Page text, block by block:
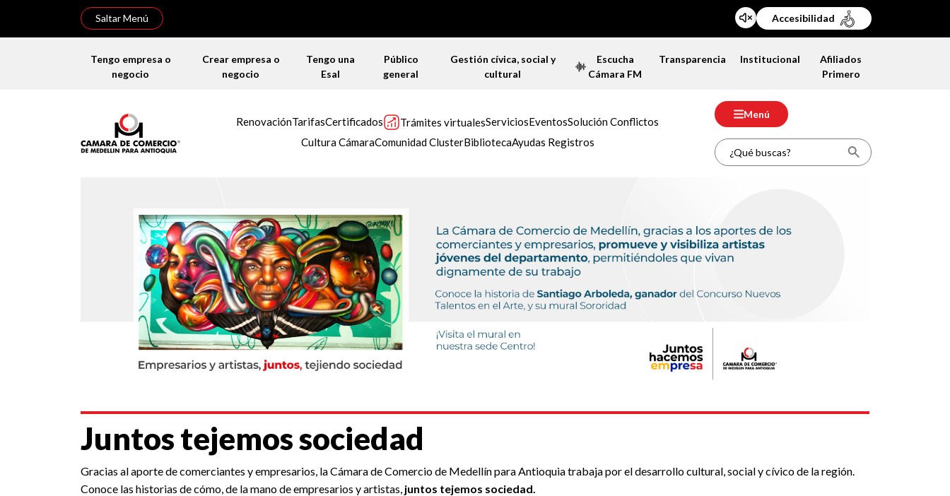
Saltar Menú Accesibilidad
Tengo empresa o
negocio
Crear empresa o
negocio
Tengo una
Esal
Público
general
Gestión cívica, social y
cultural
Escucha
Cámara FM
Transparencia Institucional
Afiliados
Primero
RenovaciónTarifasCertificados Trámites virtualesServiciosEventosSolución Conflictos
Cultura CámaraComunidad ClusterBibliotecaAyudas Registros
Menú
Juntos tejemos sociedad
Gracias al aporte de comerciantes y empresarios, la Cámara de Comercio de Medellín para Antioquia trabaja por el desarrollo cultural, social y cívico de la región.
Conoce las historias de cómo, de la mano de empresarios y artistas, juntos tejemos sociedad.